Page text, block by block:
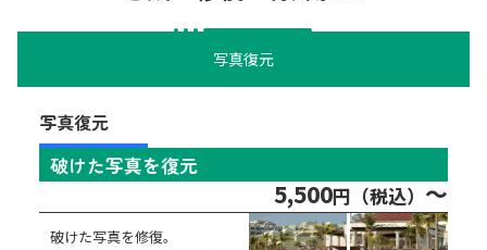
写真復元
写真復元
破けた写真を復元
5,500円（税込） ～
破けた写真を修復。